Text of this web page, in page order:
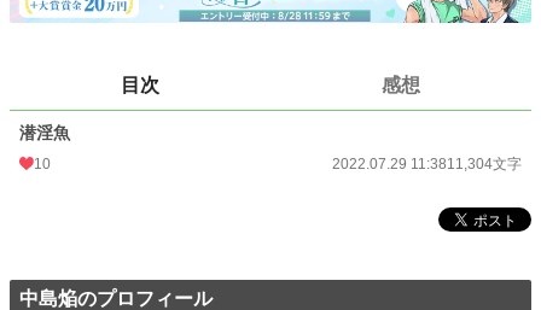
2022.07.29 11:38
週間ポイント
累計ポイント 3,036 pt (147,067 位)
目次 感想
潜淫魚
10 2022.07.29 11:3811,304文字
中島焔のプロフィール